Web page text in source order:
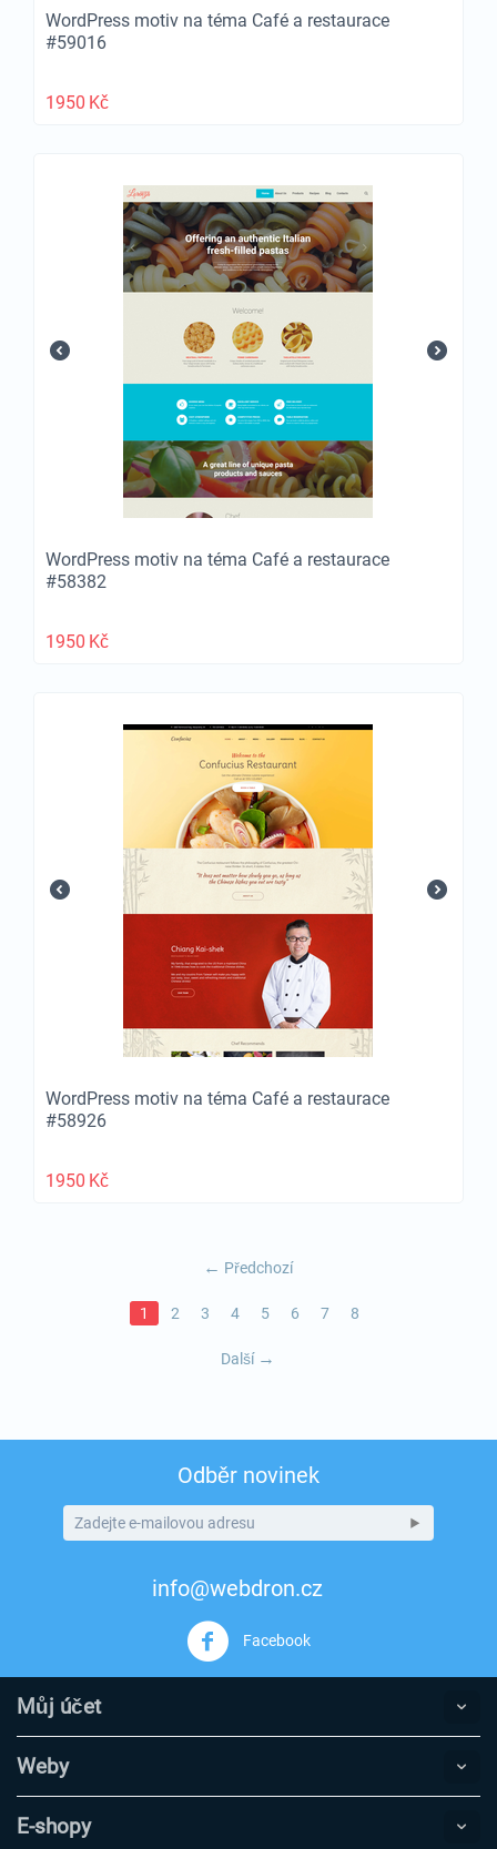
WordPress motiv na téma Café a restaurace
#59016
1950 Kč
WordPress motiv na téma Café a restaurace
#58382
1950 Kč
WordPress motiv na téma Café a restaurace
#58926
1950 Kč
Předchozí
1 2 3 4 5 6 7 8
Další
Odběr novinek
info@webdron.cz
Facebook
Můj účet
Weby
E-shopy